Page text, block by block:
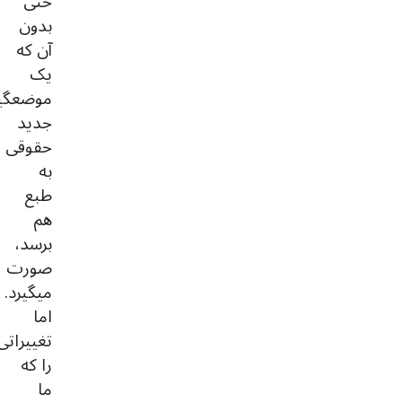
بدون
آن که
یک
جدید
حقوقی
به
طبع
هم
برسد،
صورت
میگیرد.
اما
را که
ما